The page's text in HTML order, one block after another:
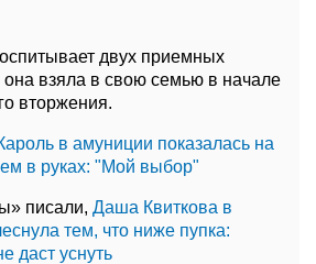
двух приемных
она взяла в свою семью в начале
вторжения.
в амуниции показалась на
в руках: "Мой выбор"
писали, Даша Квиткова в
тем, что ниже пупка:
даст уснуть